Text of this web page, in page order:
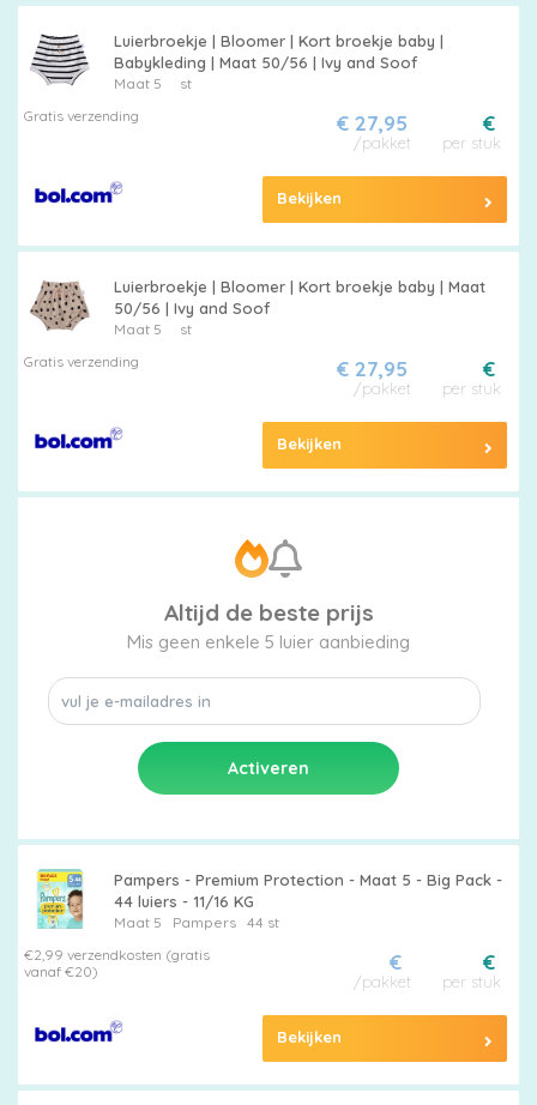
&
Series
Merken
vergelijken
Luierbroekje | Bloomer | Kort broekje baby |
Babykleding | Maat 50/56 | Ivy and Soof
Maat 5
st
Gratis verzending
€
per stuk
€ 27,95
/pakket
Bekijken
Luierbroekje | Bloomer | Kort broekje baby | Maat
50/56 | Ivy and Soof
Maat 5
st
Gratis verzending
€
per stuk
€ 27,95
/pakket
Bekijken
Altijd de beste prijs
Mis geen enkele 5 luier aanbieding
Pampers - Premium Protection - Maat 5 - Big Pack -
44 luiers - 11/16 KG
Maat 5 Pampers
44 st
€2,99 verzendkosten (gratis
vanaf €20)
€
per stuk
€
/pakket
Bekijken